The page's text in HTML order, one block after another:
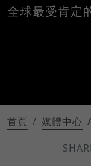
全球最受肯定
首頁 媒體中心